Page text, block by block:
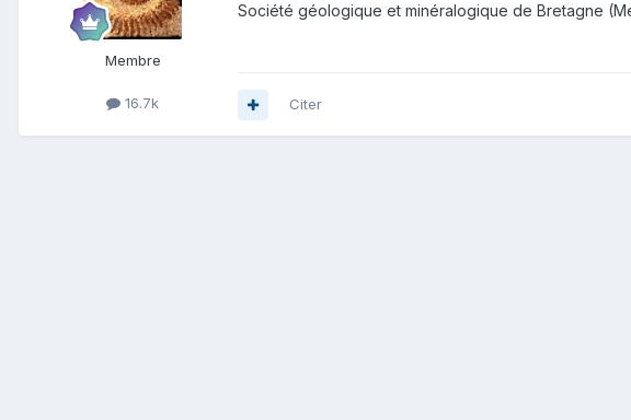
Membre
16.7k
Société géologique et minéralogique de Bretagne
Citer